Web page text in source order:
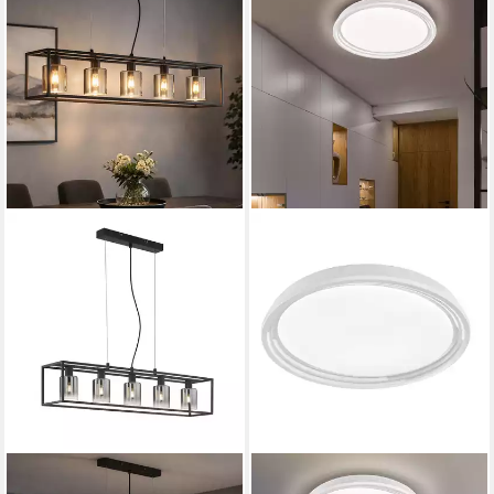
FISCHER & HONSEL FISCHER & HONSEL